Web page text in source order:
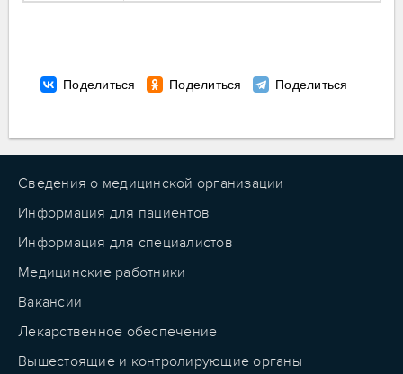
Сведения о медицинской организации
Информация для пациентов
Информация для специалистов
Медицинские работники
Вакансии
Лекарственное обеспечение
Вышестоящие и контролирующие органы